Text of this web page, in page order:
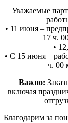
Уважаемые
• 11 июня –
17 ч.
•
• С 15 июня –
ч. 00
Важно:
включая
Благодарим за